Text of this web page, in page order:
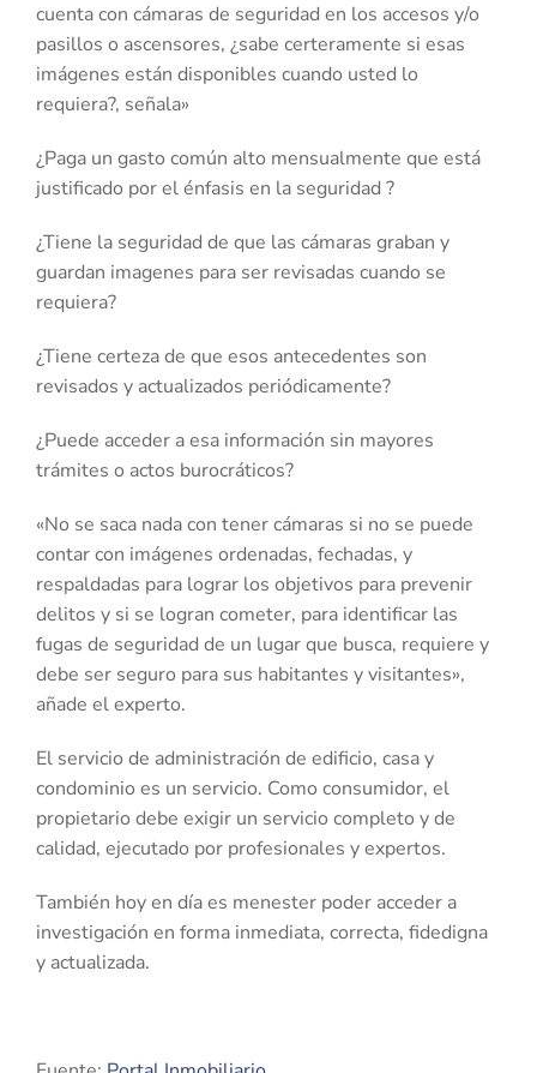
cuenta con cámaras de seguridad en los accesos y/o
pasillos o ascensores, ¿sabe certeramente si esas
imágenes están disponibles cuando usted lo
requiera?, señala»
¿Paga un gasto común alto mensualmente que está
justificado por el énfasis en la seguridad ?
¿Tiene la seguridad de que las cámaras graban y
guardan imagenes para ser revisadas cuando se
requiera?
¿Tiene certeza de que esos antecedentes son
revisados y actualizados periódicamente?
¿Puede acceder a esa información sin mayores
trámites o actos burocráticos?
«No se saca nada con tener cámaras si no se puede
contar con imágenes ordenadas, fechadas, y
respaldadas para lograr los objetivos para prevenir
delitos y si se logran cometer, para identificar las
fugas de seguridad de un lugar que busca, requiere y
debe ser seguro para sus habitantes y visitantes»,
añade el experto.
El servicio de administración de edificio, casa y
condominio es un servicio. Como consumidor, el
propietario debe exigir un servicio completo y de
calidad, ejecutado por profesionales y expertos.
También hoy en día es menester poder acceder a
investigación en forma inmediata, correcta, fidedigna
y actualizada.